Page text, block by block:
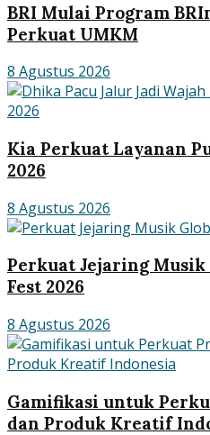
BRI Mulai Program
Perkuat UMKM
8 Agustus 2026
Kia Perkuat Layanan
2026
8 Agustus 2026
Perkuat Jejaring Musik
Fest 2026
8 Agustus 2026
Gamifikasi untuk
dan Produk Kreatif